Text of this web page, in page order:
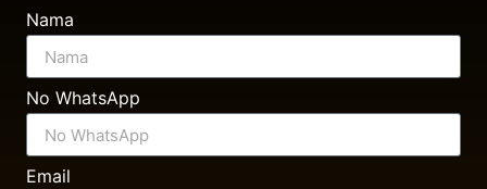
Nama
No WhatsApp
Email